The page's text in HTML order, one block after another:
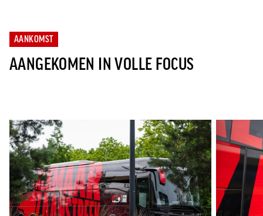
AANKOMST
AANGEKOMEN IN VOLLE FOCUS